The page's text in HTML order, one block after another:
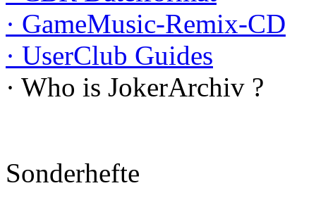
· GameMusic-Remix-CD
· UserClub Guides
· Who is JokerArchiv ?
Sonderhefte